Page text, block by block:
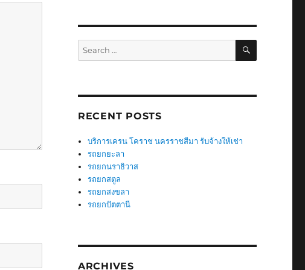
Search
for:
SEARCH
RECENT POSTS
บริการเครน โคราช นครราชสีมา รับจ้างให้เช่า
รถยกยะลา
รถยกนราธิวาส
รถยกสตูล
รถยกสงขลา
รถยกปัตตานี
ARCHIVES